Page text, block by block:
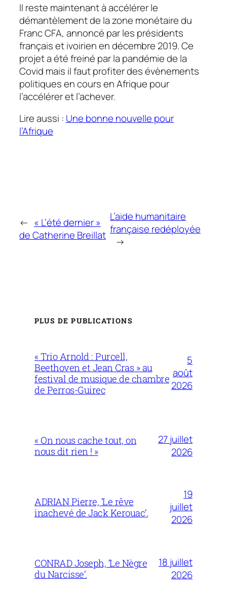
Il reste maintenant à accélérer le
démantèlement de la zone monétaire du
Franc CFA, annoncé par les présidents
français et ivoirien en décembre 2019. Ce
projet a été freiné par la pandémie de la
Covid mais il faut profiter des évènements
politiques en cours en Afrique pour
l’accélérer et l’achever.
Lire aussi : Une bonne nouvelle pour
l’Afrique
← « L’été dernier »
de Catherine Breillat
L’aide humanitaire
française redéployée
→
PLUS DE PUBLICATIONS
« Trio Arnold : Purcell,
Beethoven et Jean Cras » au
festival de musique de chambre
de Perros-Guirec
5
août
2026
« On nous cache tout, on
nous dit rien ! »
27 juillet
2026
ADRIAN Pierre, ‘Le rêve
inachevé de Jack Kerouac’.
19
juillet
2026
CONRAD Joseph, ‘Le Nègre
du Narcisse’.
18 juillet
2026